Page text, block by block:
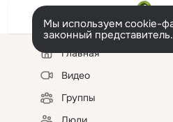
Мы используем cookie-
законный представитель.
Левая
колонкаГлавная
Видео
Группы